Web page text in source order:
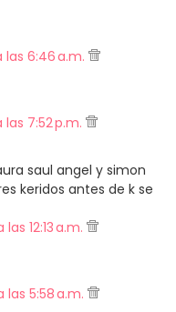
las 6:46 a.m.
7:52 p.m.
saul angel y simon
keridos antes de k se
12:13 a.m.
las 5:58 a.m.